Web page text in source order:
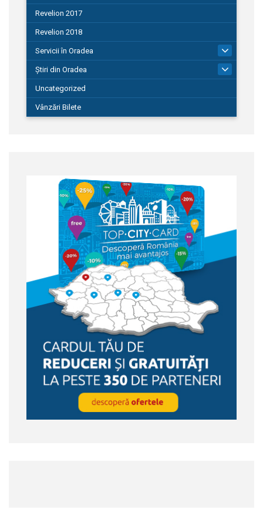
Revelion 2017
Revelion 2018
Servicii în Oradea
Știri din Oradea
Uncategorized
Vânzări Bilete